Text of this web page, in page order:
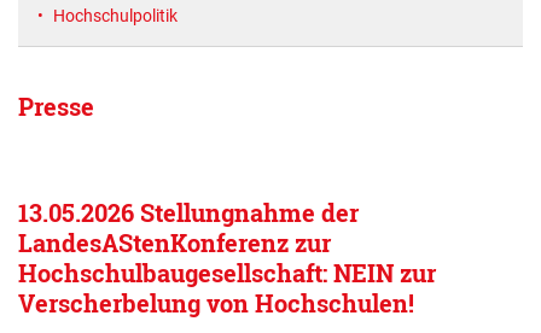
Hochschulpolitik
Presse
13.05.2026 Stellungnahme der
LandesAStenKonferenz zur
Hochschulbaugesellschaft: NEIN zur
Verscherbelung von Hochschulen!